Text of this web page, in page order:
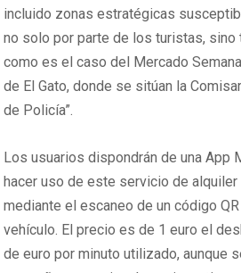
incluido zonas estratégicas
no solo por parte de los turistas, sino
como es el caso del Mercado
de El Gato, donde se sitúan la
de Policía”.
Los usuarios dispondrán de una App
hacer uso de este servicio de
mediante el escaneo de un código
vehículo. El precio es de 1 euro el
de euro por minuto utilizado, aunque